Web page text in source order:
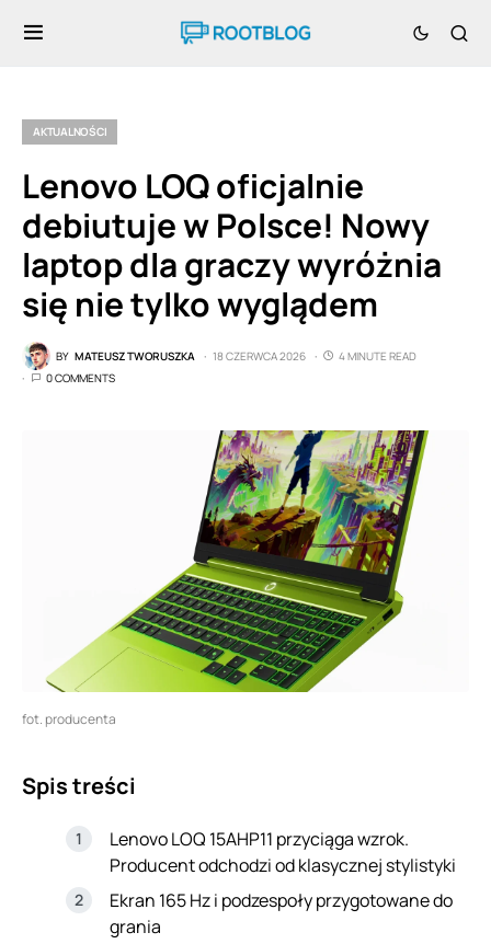
AKTUALNOŚCI
Lenovo LOQ oficjalnie
debiutuje w Polsce! Nowy
laptop dla graczy wyróżnia
się nie tylko wyglądem
BY MATEUSZ TWORUSZKA 18 CZERWCA 2026
4 MINUTE READ
0 COMMENTS
fot. producenta
Spis treści
Lenovo LOQ 15AHP11 przyciąga wzrok.
Producent odchodzi od klasycznej stylistyki
Ekran 165 Hz i podzespoły przygotowane do
grania